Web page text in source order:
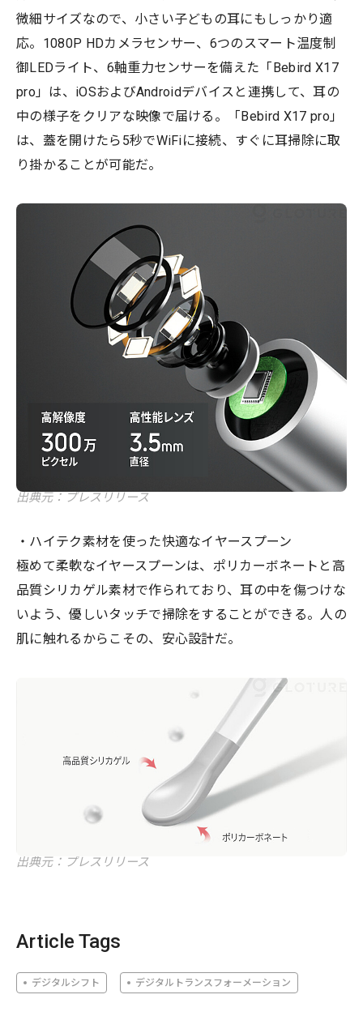
微細サイズなので、小さい子どもの耳にもしっかり適
応。1080P HDカメラセンサー、6つのスマート温度制
御LEDライト、6軸重力センサーを備えた「Bebird X17
pro」は、iOSおよびAndroidデバイスと連携して、耳の
中の様子をクリアな映像で届ける。「Bebird X17 pro」
は、蓋を開けたら5秒でWiFiに接続、すぐに耳掃除に取
り掛かることが可能だ。
出典元：プレスリリース
・ハイテク素材を使った快適なイヤースプーン
極めて柔軟なイヤースプーンは、ポリカーボネートと高
品質シリカゲル素材で作られており、耳の中を傷つけな
いよう、優しいタッチで掃除をすることができる。人の
肌に触れるからこその、安心設計だ。
出典元：プレスリリース
Article Tags
デジタルシフト デジタルトランスフォーメーション